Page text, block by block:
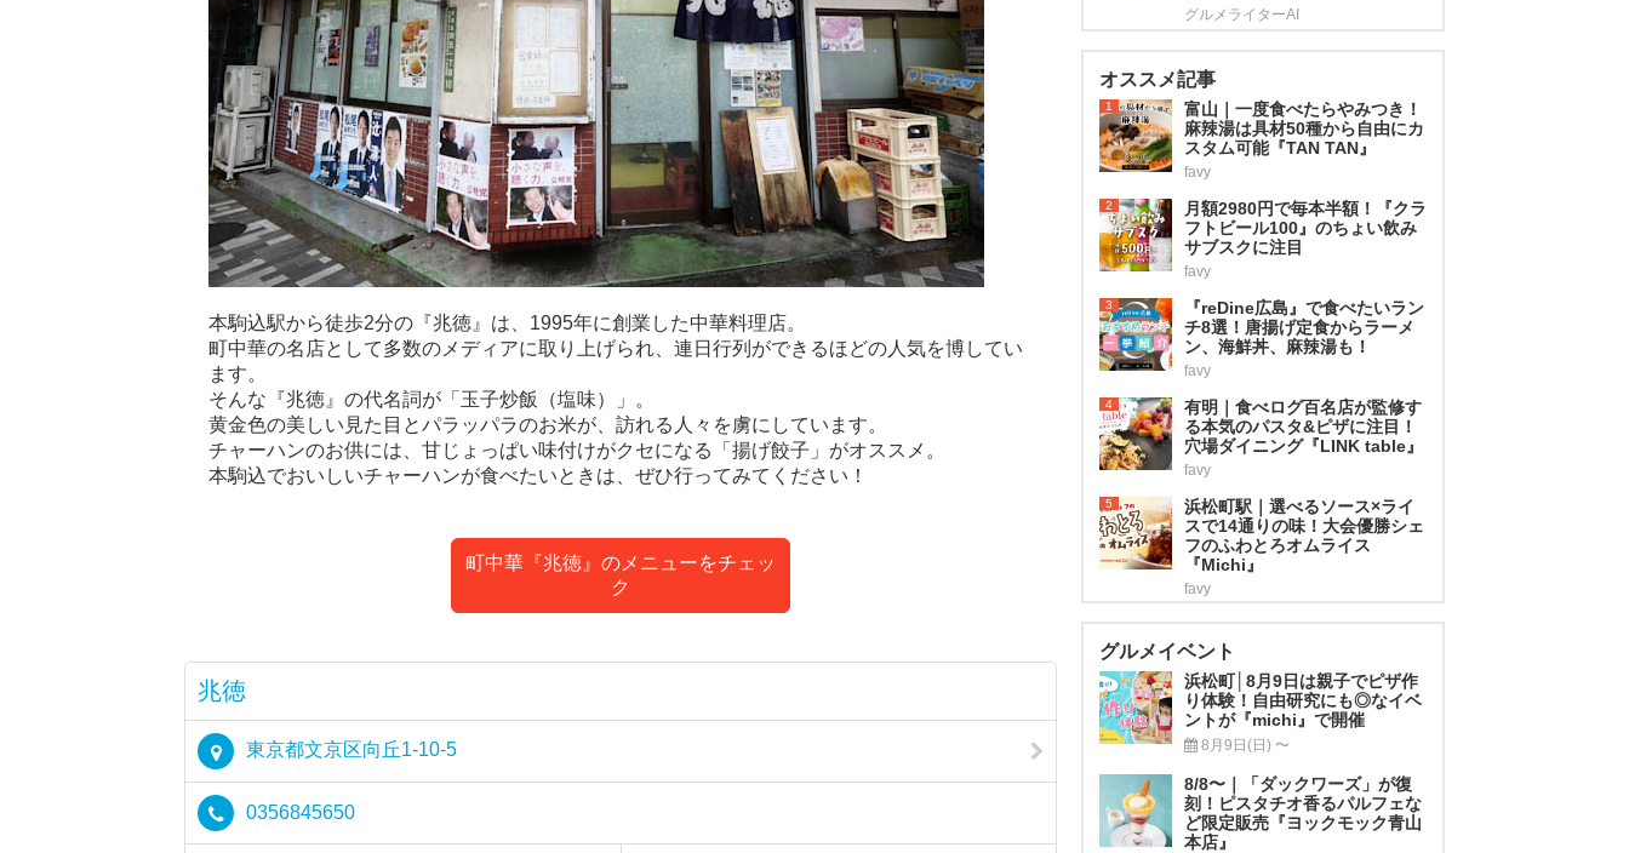
本駒込駅から徒歩2分の『兆徳』は、1995年に創業した中華料理店。
町中華の名店として多数のメディアに取り上げられ、連日行列ができるほどの人気を博してい
ます。
そんな『兆徳』の代名詞が「玉子炒飯（塩味）」。
黄金色の美しい見た目とパラッパラのお米が、訪れる人々を虜にしています。
チャーハンのお供には、甘じょっぱい味付けがクセになる「揚げ餃子」がオススメ。
本駒込でおいしいチャーハンが食べたいときは、ぜひ行ってみてください！
町中華『兆徳』のメニューをチェッ
ク
兆徳
東京都文京区向丘1-10-5
0356845650
グルメライターAI
オススメ記事
1
富山｜一度食べたらやみつき！
麻辣湯は具材50種から自由にカ
スタム可能『TAN TAN』
favy
2
月額2980円で毎本半額！『クラ
フトビール100』のちょい飲み
サブスクに注目
favy
3
『reDine広島』で食べたいラン
チ8選！唐揚げ定食からラーメ
ン、海鮮丼、麻辣湯も！
favy
4
有明｜食べログ百名店が監修す
る本気のパスタ&ピザに注目！
穴場ダイニング『LINK table』
favy
5
浜松町駅｜選べるソース×ライ
スで14通りの味！大会優勝シェ
フのふわとろオムライス
『Michi』
favy
グルメイベント
浜松町│8月9日は親子でピザ作
り体験！自由研究にも◎なイベ
ントが『michi』で開催
8月9日(日) 〜
8/8〜｜「ダックワーズ」が復
刻！ピスタチオ香るパルフェな
ど限定販売『ヨックモック青山
本店』